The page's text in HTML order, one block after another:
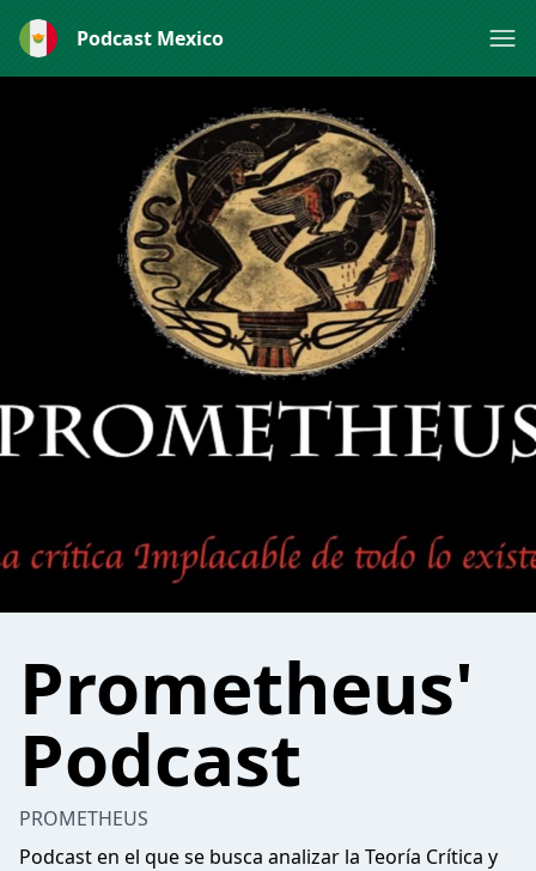
Podcast Mexico
Prometheus'
Podcast
PROMETHEUS
Podcast en el que se busca analizar la Teoría Crítica y